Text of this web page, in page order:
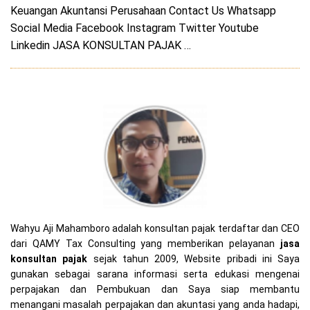
Keuangan Akuntansi Perusahaan Contact Us Whatsapp
Social Media Facebook Instagram Twitter Youtube
Linkedin JASA KONSULTAN PAJAK …
Wahyu Aji Mahamboro adalah konsultan pajak terdaftar dan CEO
dari QAMY Tax Consulting yang memberikan pelayanan jasa
konsultan pajak sejak tahun 2009, Website pribadi ini Saya
gunakan sebagai sarana informasi serta edukasi mengenai
perpajakan dan Pembukuan dan Saya siap membantu
menangani masalah perpajakan dan akuntasi yang anda hadapi,